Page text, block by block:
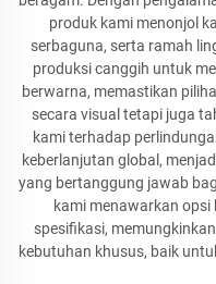
produk kami menonjol
serbaguna, serta ramah
produksi canggih untuk
berwarna, memastikan
secara visual tetapi juga
kami terhadap
keberlanjutan global,
yang bertanggung jawab
kami menawarkan
spesifikasi,
kebutuhan khusus, baik